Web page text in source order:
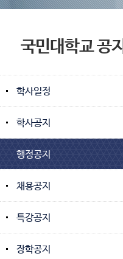
국민대학교 공지
학사일정
학사공지
행정공지
채용공지
특강공지
장학공지